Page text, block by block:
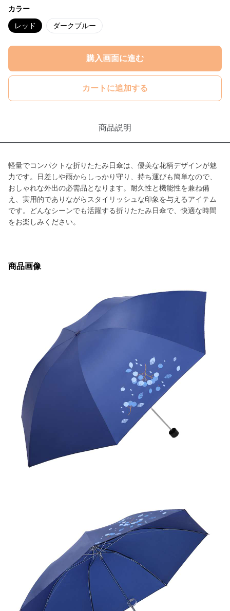
カラー
レッド ダークブルー
購入画面に進む
カートに追加する
商品説明
軽量でコンパクトな折りたたみ日傘は、優美な花柄デザインが魅
力です。日差しや雨からしっかり守り、持ち運びも簡単なので、
おしゃれな外出の必需品となります。耐久性と機能性を兼ね備
え、実用的でありながらスタイリッシュな印象を与えるアイテム
です。どんなシーンでも活躍する折りたたみ日傘で、快適な時間
をお楽しみください。
商品画像